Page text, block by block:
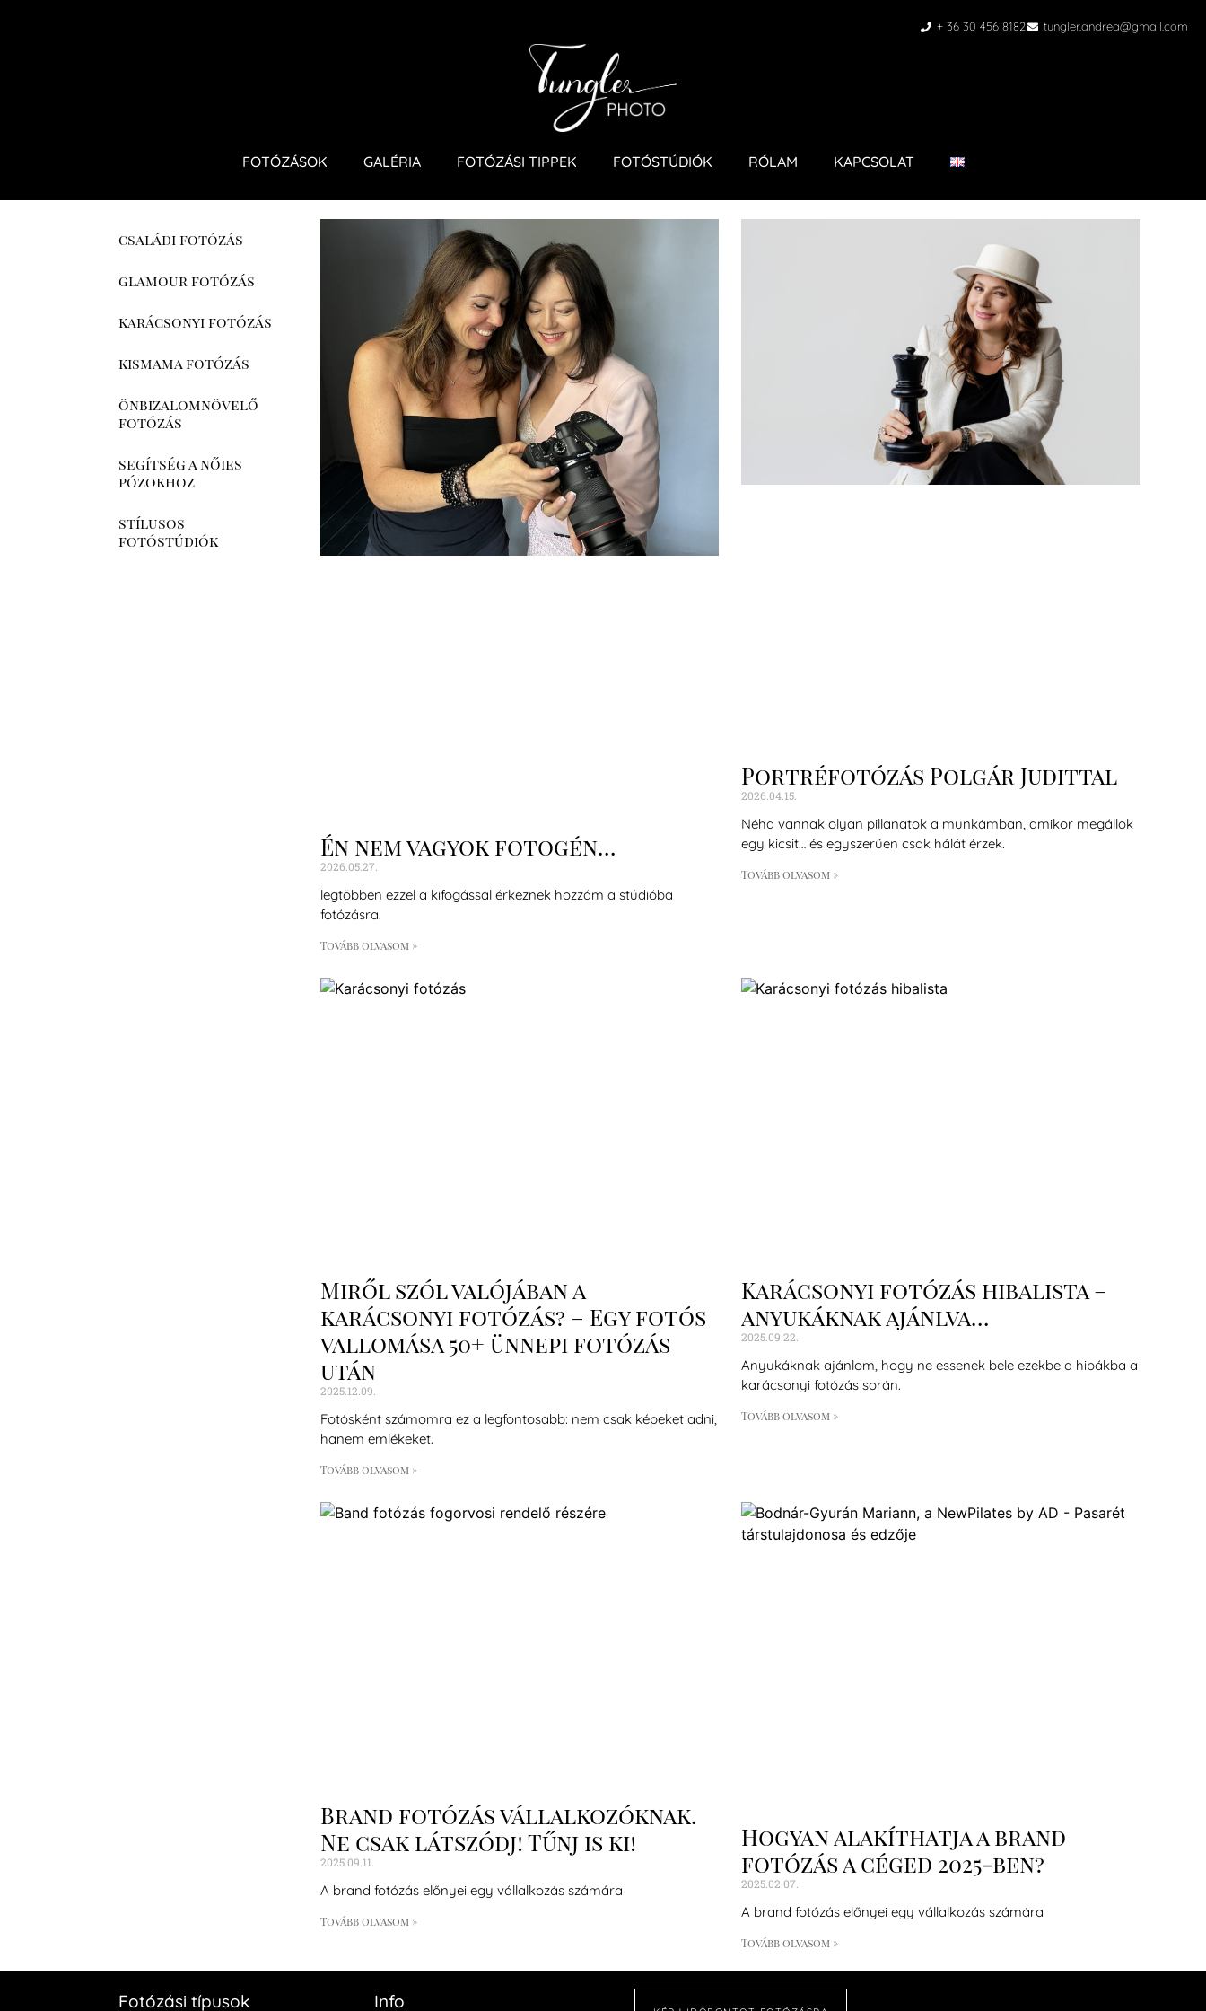
+ 36 30 456 8182 tungler.andrea@gmail.com
FOTÓZÁSOK GALÉRIA FOTÓZÁSI TIPPEK FOTÓSTÚDIÓK RÓLAM KAPCSOLAT
családi fotózás
glamour fotózás
karácsonyi fotózás
kismama fotózás
önbizalomnövelő
fotózás
segítség a nőies
pózokhoz
stílusos
fotóstúdiók
Én nem vagyok fotogén…
2026.05.27.
legtöbben ezzel a kifogással érkeznek hozzám a stúdióba
fotózásra.
Tovább olvasom »
Portréfotózás Polgár Judittal
2026.04.15.
Néha vannak olyan pillanatok a munkámban, amikor megállok
egy kicsit… és egyszerűen csak hálát érzek.
Tovább olvasom »
Miről szól valójában a
karácsonyi fotózás? – Egy fotós
vallomása 50+ ünnepi fotózás
után
2025.12.09.
Fotósként számomra ez a legfontosabb: nem csak képeket adni,
hanem emlékeket.
Tovább olvasom »
Karácsonyi fotózás hibalista –
anyukáknak ajánlva…
2025.09.22.
Anyukáknak ajánlom, hogy ne essenek bele ezekbe a hibákba a
karácsonyi fotózás során.
Tovább olvasom »
Brand fotózás vállalkozóknak.
Ne csak látszódj! Tűnj is ki!
2025.09.11.
A brand fotózás előnyei egy vállalkozás számára
Tovább olvasom »
Hogyan alakíthatja a brand
fotózás a céged 2025-ben?
2025.02.07.
A brand fotózás előnyei egy vállalkozás számára
Tovább olvasom »
Fotózási típusok Info